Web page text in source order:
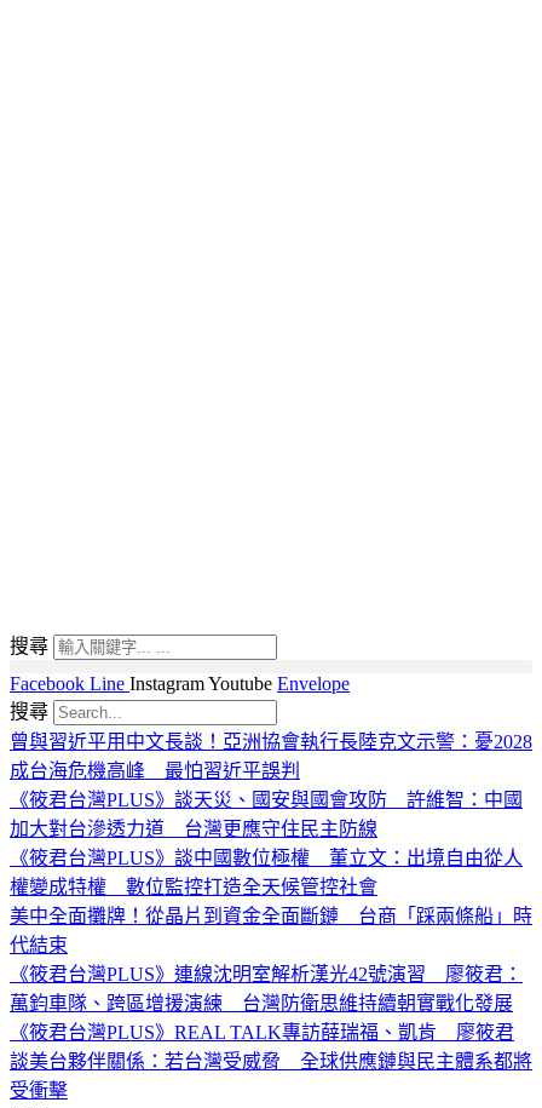
搜尋
Facebook Line InstagramYoutube Envelope
搜尋
曾與習近平用中文長談！亞洲協會執行長陸克文示警：憂2028
成台海危機高峰 最怕習近平誤判
《筱君台灣PLUS》談天災、國安與國會攻防 許維智：中國
加大對台滲透力道 台灣更應守住民主防線
《筱君台灣PLUS》談中國數位極權 董立文：出境自由從人
權變成特權 數位監控打造全天候管控社會
美中全面攤牌！從晶片到資金全面斷鏈 台商「踩兩條船」時
代結束
《筱君台灣PLUS》連線沈明室解析漢光42號演習 廖筱君：
萬鈞車隊、跨區增援演練 台灣防衛思維持續朝實戰化發展
《筱君台灣PLUS》REAL TALK專訪薛瑞福、凱肯 廖筱君
談美台夥伴關係：若台灣受威脅 全球供應鏈與民主體系都將
受衝擊